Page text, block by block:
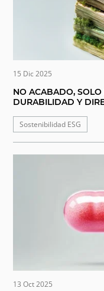
15 Dic 2025
NO ACABADO, SOLO
DURABILIDAD Y
Sostenibilidad ESG
13 Oct 2025